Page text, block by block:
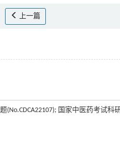
上一篇
国家中医药考试